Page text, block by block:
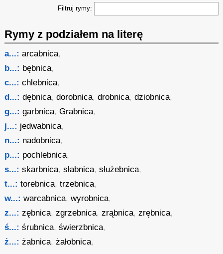
Filtruj rymy:
Rymy z podziałem na literę
a...: arcabnica,
b...: bębnica,
c...: chlebnica,
d...: dębnica,dorobnica,drobnica,dziobnica,
g...: garbnica,Grabnica,
j...: jedwabnica,
n...: nadobnica,
p...: pochlebnica,
s...: skarbnica,słabnica,służebnica,
t...: torebnica,trzebnica,
w...: warcabnica,wyrobnica,
z...: zębnica,zgrzebnica,zrąbnica,zrębnica,
ś...: śrubnica,świerzbnica,
ż...: żabnica,żałobnica,